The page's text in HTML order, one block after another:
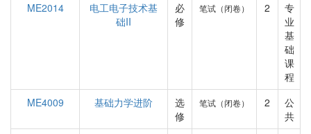
ME2014
电工电子技术基
础II
必
修
笔试（闭卷） 2
专
业
基
础
课
程
ME4009
基础力学进阶
选
修
笔试（闭卷） 2
公
共